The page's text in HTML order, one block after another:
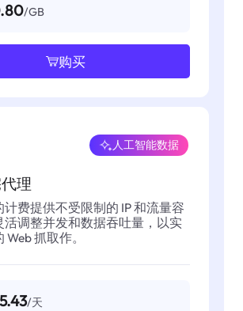
/GB
购买
理
人工智能数据
费提供不受限制的 IP 和流量容
活调整并发和数据吞吐量，以实
抓取作。
/天